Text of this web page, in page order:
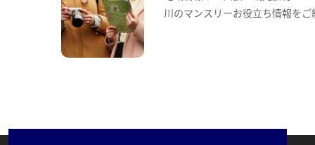
川のマンスリーお役立ち情報をご